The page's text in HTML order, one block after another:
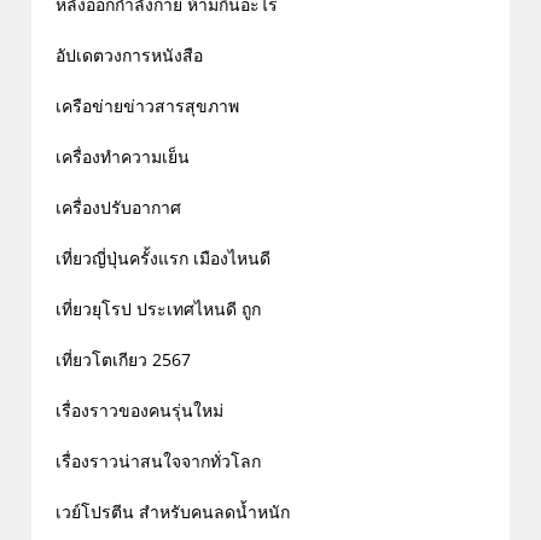
อัปเดตวงการหนังสือ
เครือข่ายข่าวสารสุขภาพ
เครื่องทำความเย็น
เครื่องปรับอากาศ
เที่ยวญี่ปุ่นครั้งแรก เมืองไหนดี
เที่ยวยุโรป ประเทศไหนดี ถูก
เที่ยวโตเกียว 2567
เรื่องราวของคนรุ่นใหม่
เรื่องราวน่าสนใจจากทั่วโลก
เวย์โปรตีน สำหรับคนลดน้ำหนัก